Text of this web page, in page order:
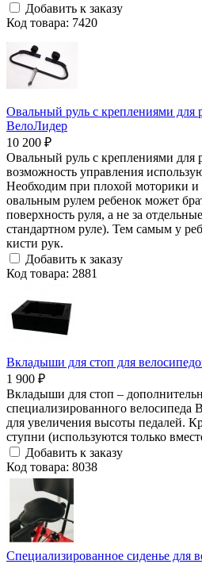
Добавить к заказу
Код товара: 7420
Овальный руль с креплениями для
ВелоЛидер
10 200 ₽
Овальный руль с креплениями для
возможность управления
Необходим при плохой моторики и
овальным рулем ребенок может
поверхность руля, а не за
стандартном руле). Тем самым у
кисти рук.
Добавить к заказу
Код товара: 2881
Вкладыши для стоп для
1 900 ₽
Вкладыши для стоп –
специализированного велосипеда
для увеличения высоты педалей.
ступни (используются только
Добавить к заказу
Код товара: 8038
Специализированное сиденье для